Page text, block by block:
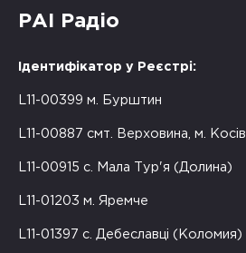
РАІ Радіо
Ідентифікатор у Реєстрі:
L11-00399 м. Бурштин
L11-00887 смт. Верховина, м. Косів
L11-00915 с. Мала Тур'я (Долина)
L11-01203 м. Яремче
L11-01397 с. Дебеславці (Коломия)